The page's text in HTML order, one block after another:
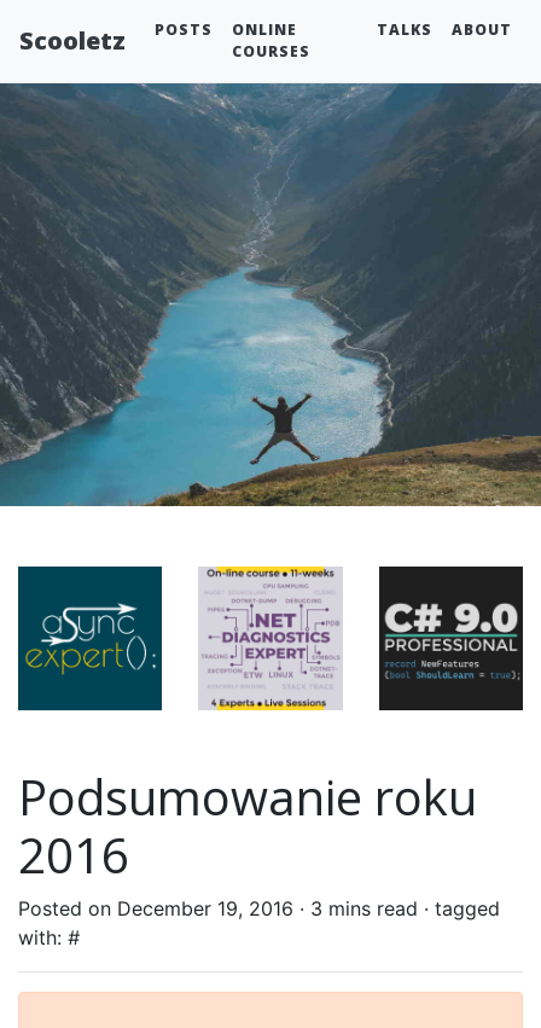
Scooletz POSTS
ONLINE
COURSES
TALKS ABOUT
Podsumowanie roku
2016
Posted on December 19, 2016 · 3 mins read · tagged
with: #